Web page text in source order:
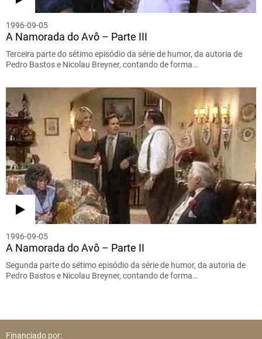
1996-09-05
A Namorada do Avô – Parte III
Terceira parte do sétimo episódio da série de humor, da autoria de
Pedro Bastos e Nicolau Breyner, contando de forma…
1996-09-05
A Namorada do Avô – Parte II
Segunda parte do sétimo episódio da série de humor, da autoria de
Pedro Bastos e Nicolau Breyner, contando de forma…
Financiado por: